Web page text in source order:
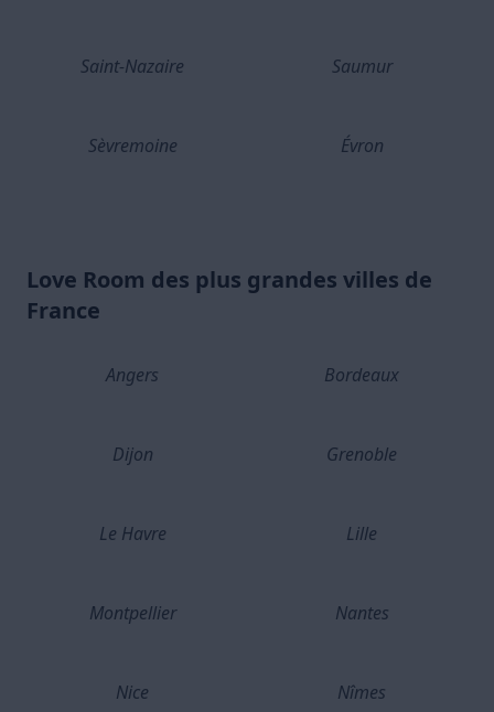
Saint-Nazaire Saumur
Sèvremoine Évron
Love Room des plus grandes villes de
France
Angers Bordeaux
Dijon Grenoble
Le Havre Lille
Montpellier Nantes
Nice Nîmes